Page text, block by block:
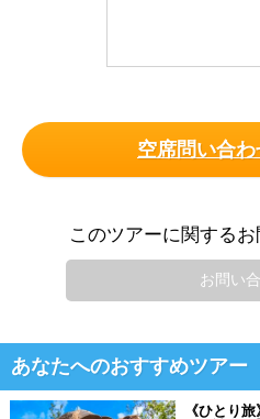
空席問い合わ
このツアーに関する
お問い
あなたへのおすすめツアー
《ひとり